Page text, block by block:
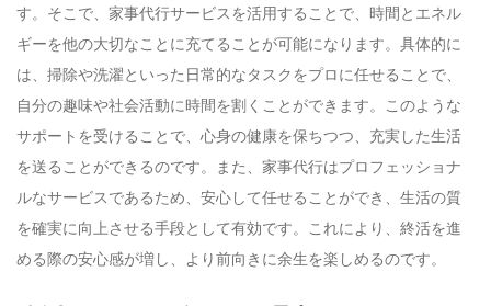
す。そこで、家事代行サービスを活用することで、時間とエネル
ギーを他の大切なことに充てることが可能になります。具体的に
は、掃除や洗濯といった日常的なタスクをプロに任せることで、
自分の趣味や社会活動に時間を割くことができます。このような
サポートを受けることで、心身の健康を保ちつつ、充実した生活
を送ることができるのです。また、家事代行はプロフェッショナ
ルなサービスであるため、安心して任せることができ、生活の質
を確実に向上させる手段として有効です。これにより、終活を進
める際の安心感が増し、より前向きに余生を楽しめるのです。